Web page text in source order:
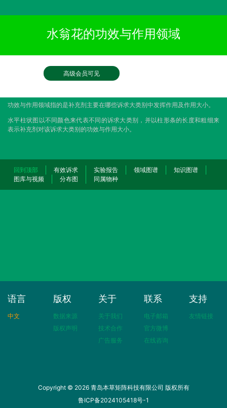
水翁花的功效与作用领域
高级会员可见
功效与作用领域指的是补充剂主要在哪些诉求大类别中发挥作用及作用大小。
水平柱状图以不同颜色来代表不同的诉求大类别，并以柱形条的长度和粗细来
表示补充剂对该诉求大类别的功效与作用大小。
回到顶部 有效诉求 实验报告 领域图谱
知识图谱
图库与视频
分布图 同属物种
语言
中文
版权
数据来源
版权声明
关于
关于我们
技术合作
广告服务
联系
电子邮箱
官方微博
在线咨询
支持
友情链接
Copyright © 2026 青岛本草矩阵科技有限公司 版权所有
鲁ICP备2024105418号-1